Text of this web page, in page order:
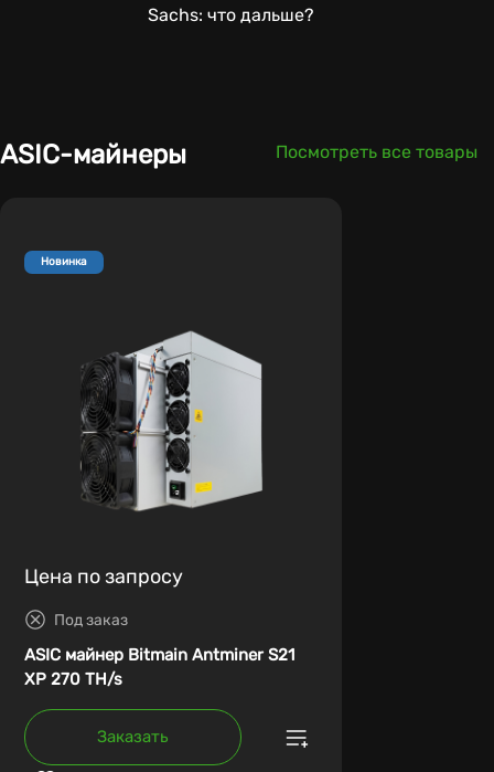
Sachs: что дальше?
ASIC-майнеры Посмотреть все товары
Новинка
Цена по запросу
Под заказ
ASIC майнер Bitmain Antminer S21
XP 270 TH/s
Заказать